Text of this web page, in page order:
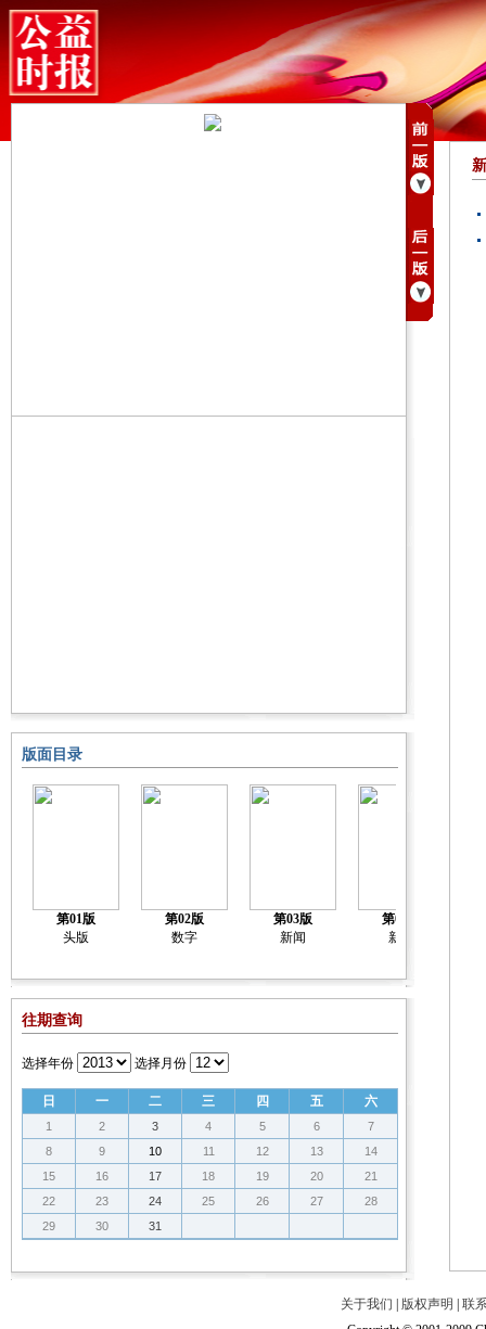
版面目录
第01版
头版
第02版
数字
第03版
新闻
第04版
新闻
往期查询
选择年份 选择月份
日 一 二 三 四 五 六
1 2 3 4 5 6
7
8
9 10 11 12 13
14
15
16 17 18 19 20
21
22
23 24 25 26 27
28
29
30 31
关于我们 版权声明
联